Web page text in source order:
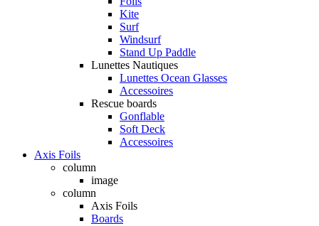
Kite
Surf
Windsurf
Stand Up Paddle
Lunettes Nautiques
Lunettes Ocean Glasses
Accessoires
Rescue boards
Gonflable
Soft Deck
Accessoires
Axis Foils
column
image
column
Axis Foils
Boards